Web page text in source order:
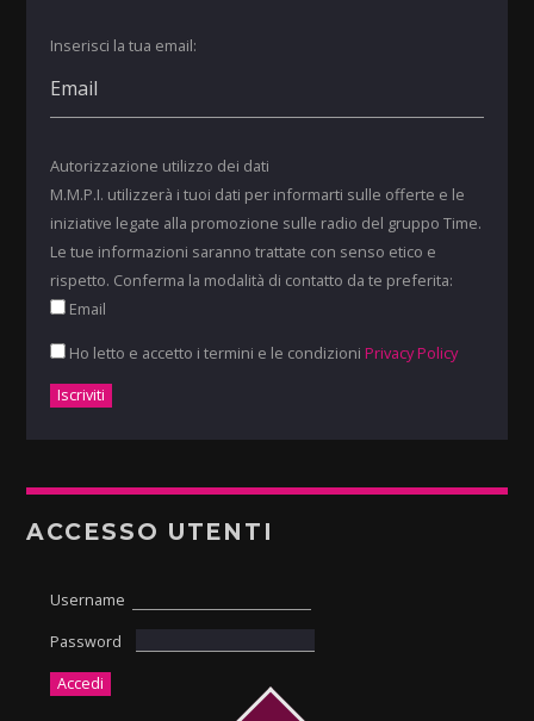
Inserisci la tua email:
Autorizzazione utilizzo dei dati
M.M.P.I. utilizzerà i tuoi dati per informarti sulle offerte e le
iniziative legate alla promozione sulle radio del gruppo Time.
Le tue informazioni saranno trattate con senso etico e
rispetto. Conferma la modalità di contatto da te preferita:
Email
Ho letto e accetto i termini e le condizioni Privacy Policy
ACCESSO UTENTI
Username
Password